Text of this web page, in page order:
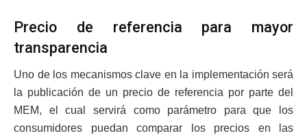
Precio de referencia para mayor
transparencia
Uno de los mecanismos clave en la implementación será
la publicación de un precio de referencia por parte del
MEM, el cual servirá como parámetro para que los
consumidores puedan comparar los precios en las